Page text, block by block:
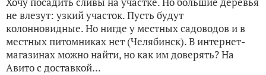
не влезут: узкий участок. Пусть будут
колонновидные. Но нигде у местных садоводов и в
местных питомниках нет (Челябинск). В интернет-
магазинах можно найти, но как им доверять? На
Авито с доставкой...